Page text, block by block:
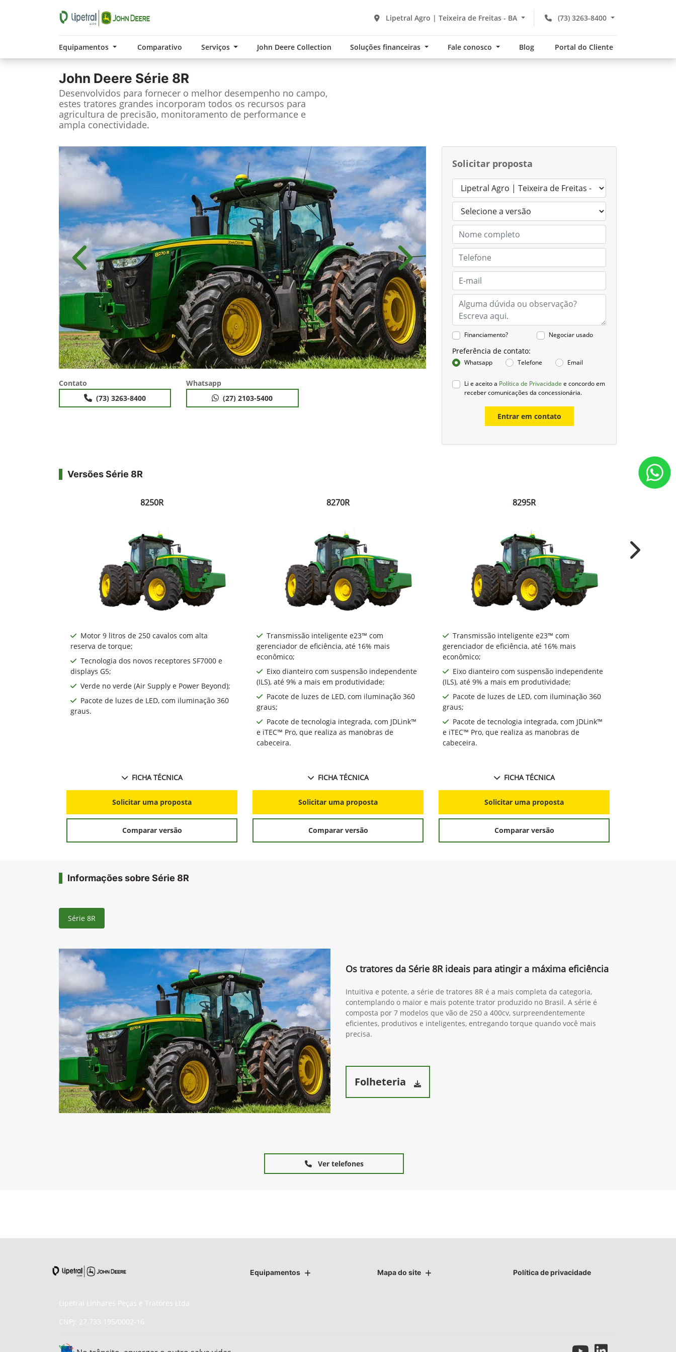
(73) 3263-8400
Lipetral Agro | Teixeira de Freitas - BA
Equipamentos Comparativo Serviços John Deere Collection Soluções financeiras Fale conosco Blog Portal do Cliente
John Deere Série 8R
Desenvolvidos para fornecer o melhor desempenho no campo,
estes tratores grandes incorporam todos os recursos para
agricultura de precisão, monitoramento de performance e
ampla conectividade.
Solicitar proposta
Financiamento? Negociar usado
Preferência de contato:
Whatsapp Telefone Email
Li e aceito a Política de Privacidade e concordo em
receber comunicações da concessionária.
Entrar em contato
Anterior Próximo
Contato
(73) 3263-8400
Whatsapp
(27) 2103-5400
Versões Série 8R
8250R
Motor 9 litros de 250 cavalos com alta
reserva de torque;
Tecnologia dos novos receptores SF7000 e
displays G5;
Verde no verde (Air Supply e Power Beyond);
Pacote de luzes de LED, com iluminação 360
graus.
FICHA TÉCNICA
Solicitar uma proposta
Comparar versão
8270R
Transmissão inteligente e23™ com
gerenciador de eficiência, até 16% mais
econômico;
Eixo dianteiro com suspensão independente
(ILS), até 9% a mais em produtividade;
Pacote de luzes de LED, com iluminação 360
graus;
Pacote de tecnologia integrada, com JDLink™
e iTEC™ Pro, que realiza as manobras de
cabeceira.
FICHA TÉCNICA
Solicitar uma proposta
Comparar versão
8295R
Transmissão inteligente e23™ com
gerenciador de eficiência, até 16% mais
econômico;
Eixo dianteiro com suspensão independente
(ILS), até 9% a mais em produtividade;
Pacote de luzes de LED, com iluminação 360
graus;
Pacote de tecnologia integrada, com JDLink™
e iTEC™ Pro, que realiza as manobras de
cabeceira.
FICHA TÉCNICA
Solicitar uma proposta
Comparar versão
Next
Informações sobre Série 8R
Série 8R
Os tratores da Série 8R ideais para atingir a máxima eficiência
Intuitiva e potente, a série de tratores 8R é a mais completa da categoria,
contemplando o maior e mais potente trator produzido no Brasil. A série é
composta por 7 modelos que vão de 250 a 400cv, surpreendentemente
eficientes, produtivos e inteligentes, entregando torque quando você mais
precisa.
Folheteria
Ver telefones
Equipamentos Mapa do site Política de privacidade
Lipetral Linhares Peças e Tratores Ltda
CNPJ: 27.733.195/0002-16